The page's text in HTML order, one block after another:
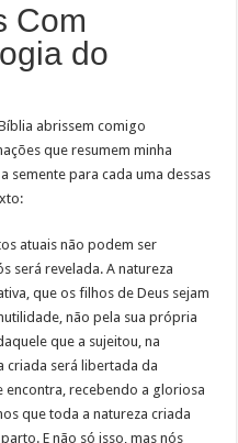
Com
do
abrissem comigo
que resumem minha
semente para cada uma dessas
atuais não podem ser
será revelada. A natureza
que os filhos de Deus sejam
não pela sua própria
que a sujeitou, na
criada será libertada da
encontra, recebendo a gloriosa
que toda a natureza criada
E não só isso, mas nós